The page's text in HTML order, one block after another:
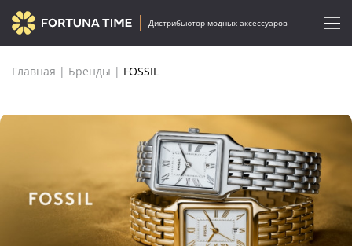
Дистрибьютор модных аксессуаров
Главная | Бренды | FOSSIL